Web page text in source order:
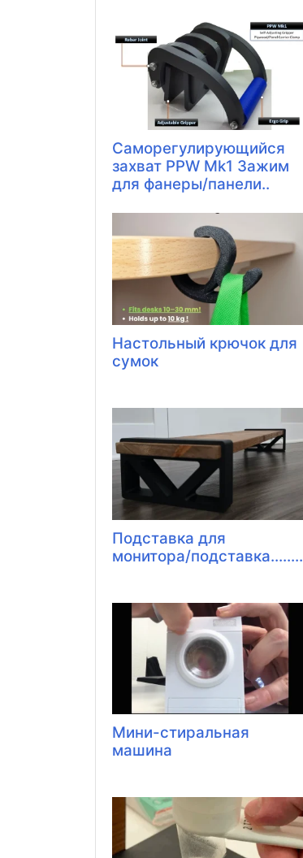
Саморегулирующийся
захват PPW Mk1 Зажим
для фанеры/панели..
Настольный крючок для
сумок
Подставка для
монитора/подставка........
Мини-стиральная
машина